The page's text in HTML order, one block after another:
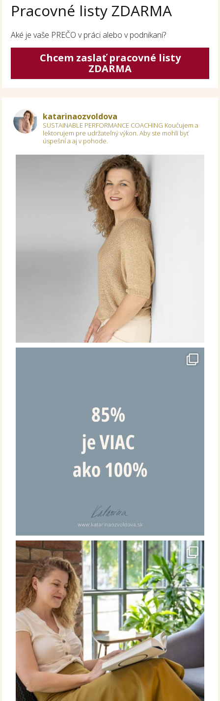
Pracovné listy ZDARMA
Aké je vaše PREČO v práci alebo v podnikaní?
Chcem zaslať pracovné listy
ZDARMA
katarinaozvoldova
SUSTAINABLE PERFORMANCE COACHING Koučujem a
lektorujem pre udržateľný výkon.Aby ste mohli byť
úspešní a aj v pohode.